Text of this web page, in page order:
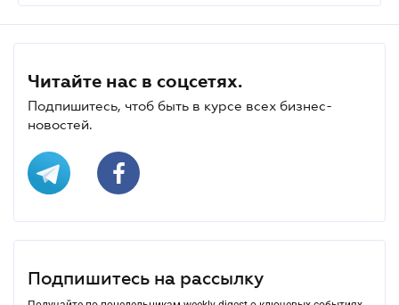
Читайте нас в соцсетях.
Подпишитесь, чтоб быть в курсе всех бизнес-
новостей.
Подпишитесь на рассылку